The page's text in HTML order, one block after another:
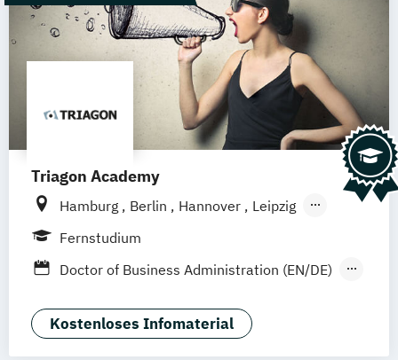
Triagon Academy
Hamburg Berlin Hannover
Leipzig
Dortmund (Unna)
Treuchtlingen Nürnberg
München (Ismaning)
Fernstudium
Doctor of Business Administration (EN/DE)
Master of Business Administration -
Kostenloses Infomaterial